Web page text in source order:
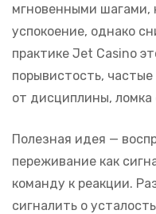
мгновенными шагами,
успокоение, однако
практике Jet Casino
порывистость,
от дисциплины, ломка
Полезная идея —
переживание как
команду к реакции.
сигналить о